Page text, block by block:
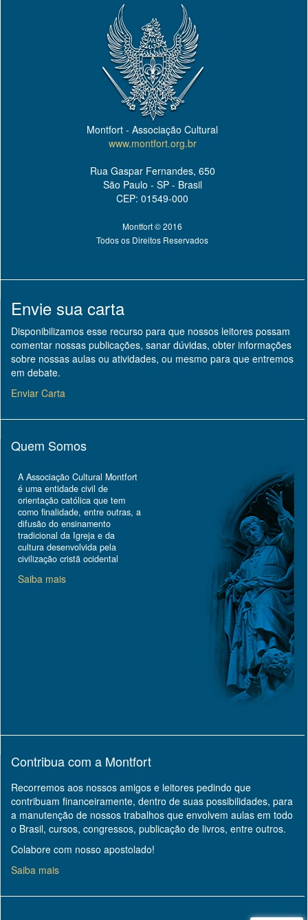
Montfort - Associação Cultural
www.montfort.org.br
Rua Gaspar Fernandes, 650
São Paulo - SP - Brasil
CEP: 01549-000
Montfort © 2016
Todos os Direitos Reservados
Envie sua carta
Disponibilizamos esse recurso para que nossos leitores possam
comentar nossas publicações, sanar dúvidas, obter informações
sobre nossas aulas ou atividades, ou mesmo para que entremos
em debate.
Enviar Carta
Quem Somos
A Associação Cultural Montfort
é uma entidade civil de
orientação católica que tem
como finalidade, entre outras, a
difusão do ensinamento
tradicional da Igreja e da
cultura desenvolvida pela
civilização cristã ocidental
Saiba mais
Contribua com a Montfort
Recorremos aos nossos amigos e leitores pedindo que
contribuam financeiramente, dentro de suas possibilidades, para
a manutenção de nossos trabalhos que envolvem aulas em todo
o Brasil, cursos, congressos, publicação de livros, entre outros.
Colabore com nosso apostolado!
Saiba mais